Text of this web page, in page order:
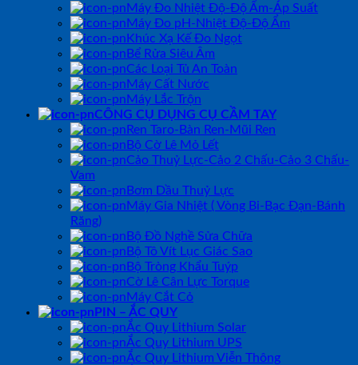
Máy Đo Nhiệt Độ-Độ Ẩm-Áp Suất
Máy Đo pH-Nhiệt Độ-Độ Ẩm
Khúc Xạ Kế Đo Ngọt
Bể Rửa Siêu Âm
Các Loại Tủ An Toàn
Máy Cất Nước
Máy Lắc Trộn
CÔNG CỤ DỤNG CỤ CẦM TAY
Ren Taro-Bàn Ren-Mũi Ren
Bộ Cờ Lê Mỏ Lết
Cảo Thuỷ Lực-Cảo 2 Chấu-Cảo 3 Chấu-
Vam
Bơm Dầu Thuỷ Lực
Máy Gia Nhiệt ( Vòng Bi-Bạc Đạn-Bánh
Răng)
Bộ Đồ Nghề Sửa Chữa
Bộ Tô Vít Lục Giác Sao
Bộ Tròng Khẩu Tuýp
Cờ Lê Cân Lực Torque
Máy Cắt Cỏ
PIN – ẮC QUY
Ắc Quy Lithium Solar
Ắc Quy Lithium UPS
Ắc Quy Lithium Viễn Thông